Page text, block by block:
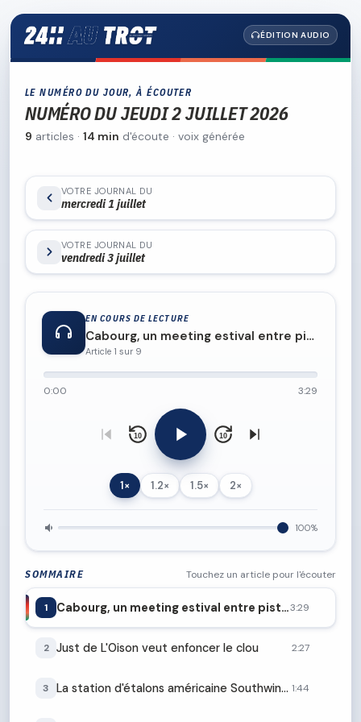
ÉDITION AUDIO
LE NUMÉRO DU JOUR, À ÉCOUTER
NUMÉRO DU JEUDI 2 JUILLET 2026
9 articles · 14 min d'écoute · voix générée
VOTRE JOURNAL DU
mercredi 1 juillet
VOTRE JOURNAL DU
vendredi 3 juillet
EN COURS DE LECTURE
Cabourg, un meeting estival entre piste et mer
Article 1 sur 9
0:00 3:29
10 10
1× 1.2× 1.5× 2×
100%
SOMMAIRE Touchez un article pour l'écouter
1 Cabourg, un meeting estival entre piste et mer3:29
2 Just de L'Oison veut enfoncer le clou 2:27
3 La station d'étalons américaine Southwind Farms doit fermer ses portes 1:44